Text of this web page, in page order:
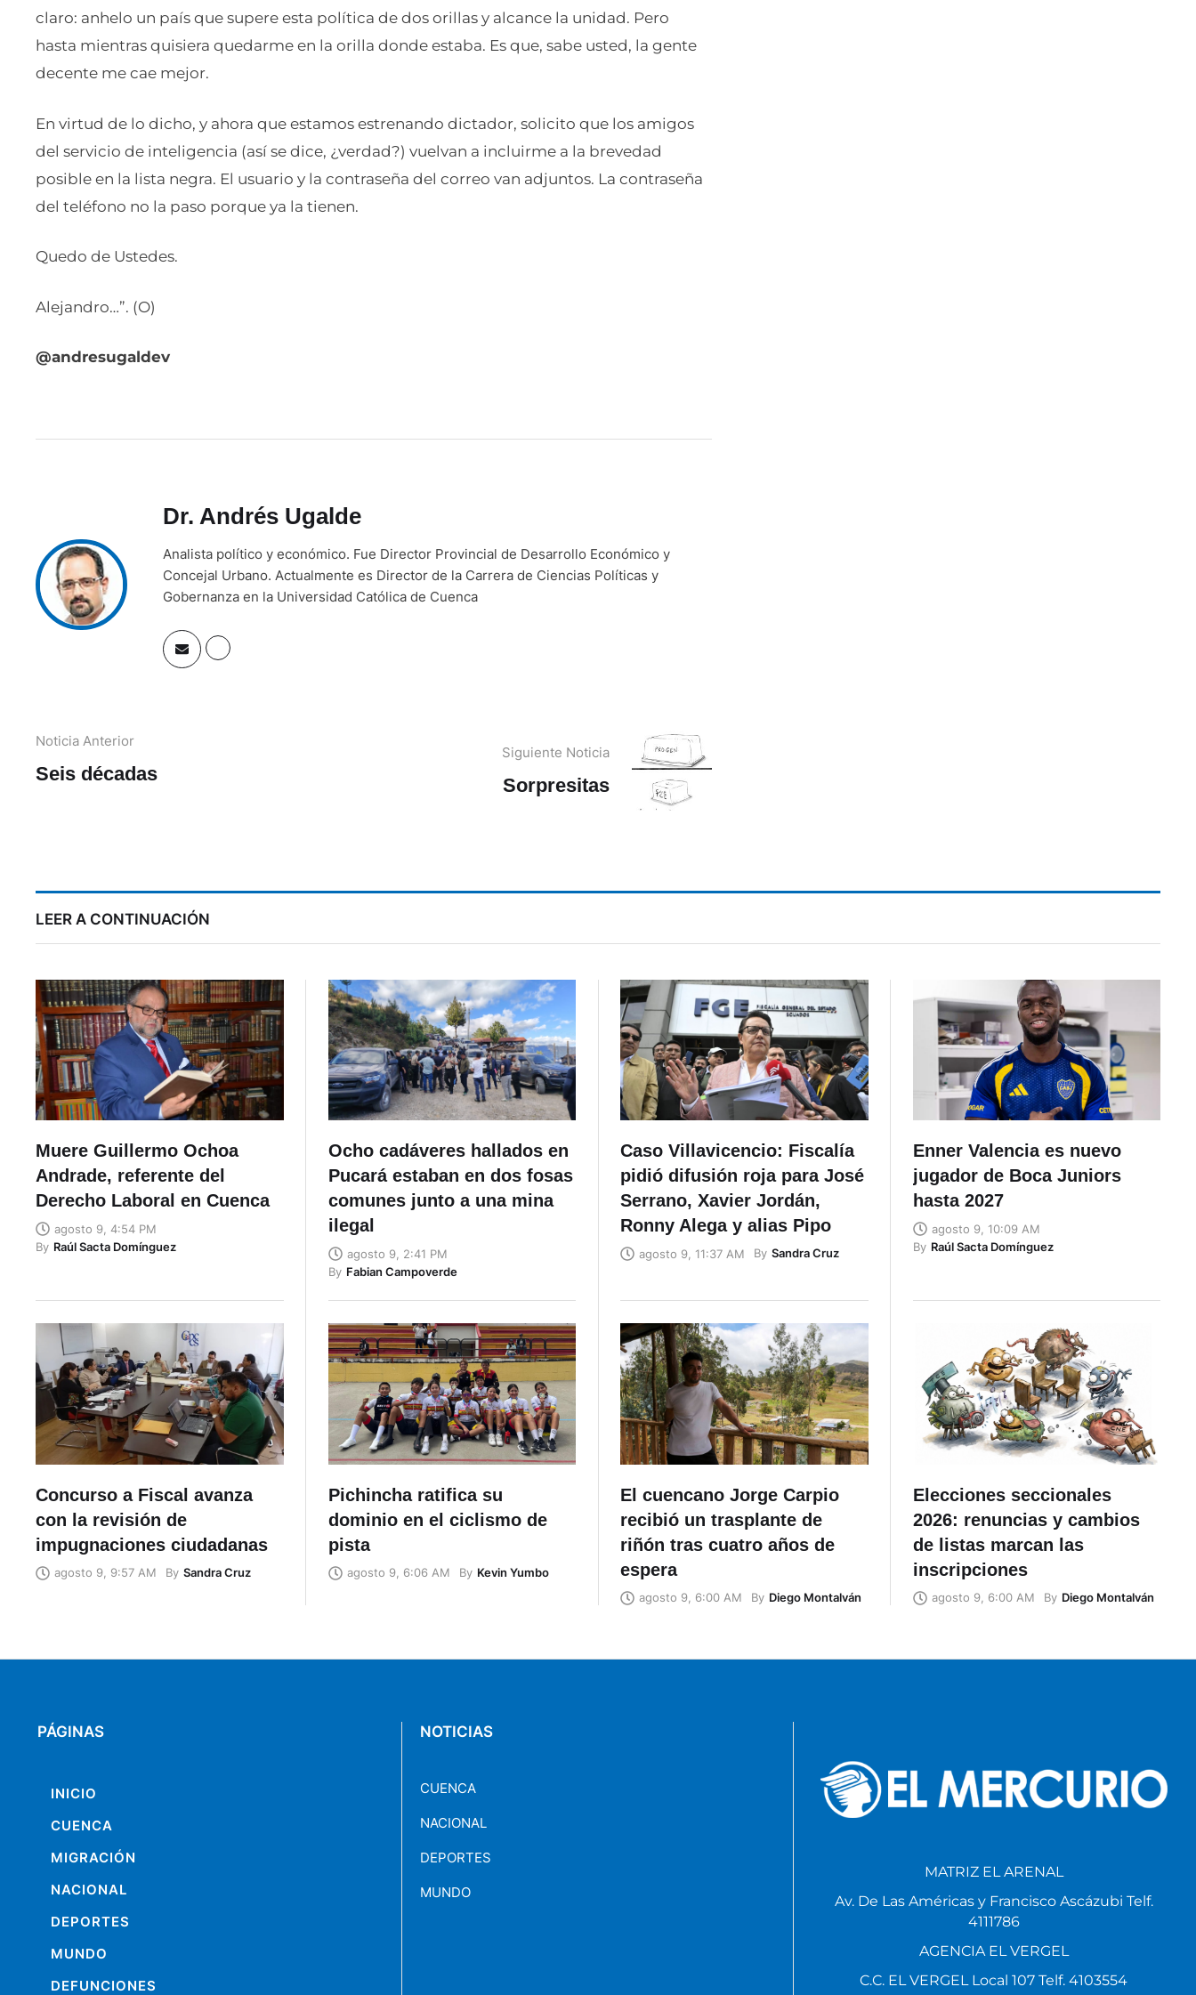
claro: anhelo un país que supere esta política de dos orillas y alcance la unidad. Pero
hasta mientras quisiera quedarme en la orilla donde estaba. Es que, sabe usted, la gente
decente me cae mejor.
En virtud de lo dicho, y ahora que estamos estrenando dictador, solicito que los amigos
del servicio de inteligencia (así se dice, ¿verdad?) vuelvan a incluirme a la brevedad
posible en la lista negra. El usuario y la contraseña del correo van adjuntos. La contraseña
del teléfono no la paso porque ya la tienen.
Quedo de Ustedes.
Alejandro…”. (O)
@andresugaldev
Dr. Andrés Ugalde
Analista político y económico. Fue Director Provincial de Desarrollo Económico y
Concejal Urbano. Actualmente es Director de la Carrera de Ciencias Políticas y
Gobernanza en la Universidad Católica de Cuenca
Noticia Anterior
Seis décadas
Siguiente Noticia
Sorpresitas
LEER A CONTINUACIÓN
Muere Guillermo Ochoa
Andrade, referente del
Derecho Laboral en Cuenca
agosto 9, 4:54 PM
By Raúl Sacta Domínguez
Ocho cadáveres hallados en
Pucará estaban en dos fosas
comunes junto a una mina
ilegal
agosto 9, 2:41 PM
By Fabian Campoverde
Caso Villavicencio: Fiscalía
pidió difusión roja para José
Serrano, Xavier Jordán,
Ronny Alega y alias Pipo
agosto 9, 11:37 AM By Sandra Cruz
Enner Valencia es nuevo
jugador de Boca Juniors
hasta 2027
agosto 9, 10:09 AM
By Raúl Sacta Domínguez
Concurso a Fiscal avanza
con la revisión de
impugnaciones ciudadanas
agosto 9, 9:57 AM By Sandra Cruz
Pichincha ratifica su
dominio en el ciclismo de
pista
agosto 9, 6:06 AM By Kevin Yumbo
El cuencano Jorge Carpio
recibió un trasplante de
riñón tras cuatro años de
espera
agosto 9, 6:00 AM By Diego Montalván
Elecciones seccionales
2026: renuncias y cambios
de listas marcan las
inscripciones
agosto 9, 6:00 AM By Diego Montalván
PÁGINAS
INICIO
CUENCA
MIGRACIÓN
NACIONAL
DEPORTES
MUNDO
DEFUNCIONES
NOTICIAS
CUENCA
NACIONAL
DEPORTES
MUNDO
MATRIZ EL ARENAL
Av. De Las Américas y Francisco Ascázubi Telf.
4111786
AGENCIA EL VERGEL
C.C. EL VERGEL Local 107 Telf. 4103554